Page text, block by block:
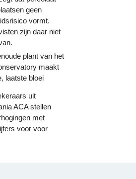
geen
vormt.
zijn daar niet
plant van het
maakt
laatste bloei
uit
ACA stellen
met
voor voor